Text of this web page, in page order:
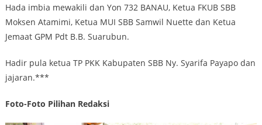
Hada imbia mewakili dan Yon 732 BANAU, Ketua FKUB SBB
Moksen Atamimi, Ketua MUI SBB Samwil Nuette dan Ketua
Jemaat GPM Pdt B.B. Suarubun.
Hadir pula ketua TP PKK Kabupaten SBB Ny. Syarifa Payapo dan
jajaran.***
Foto-Foto Pilihan Redaksi